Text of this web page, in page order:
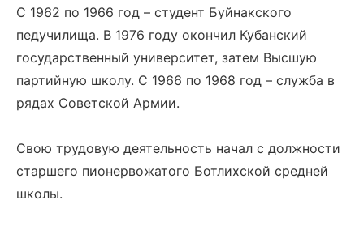
С 1962 по 1966 год – студент Буйнакского
педучилища. В 1976 году окончил Кубанский
государственный университет, затем Высшую
партийную школу. С 1966 по 1968 год – служба в
рядах Советской Армии.
Свою трудовую деятельность начал с должности
старшего пионервожатого Ботлихской средней
школы.